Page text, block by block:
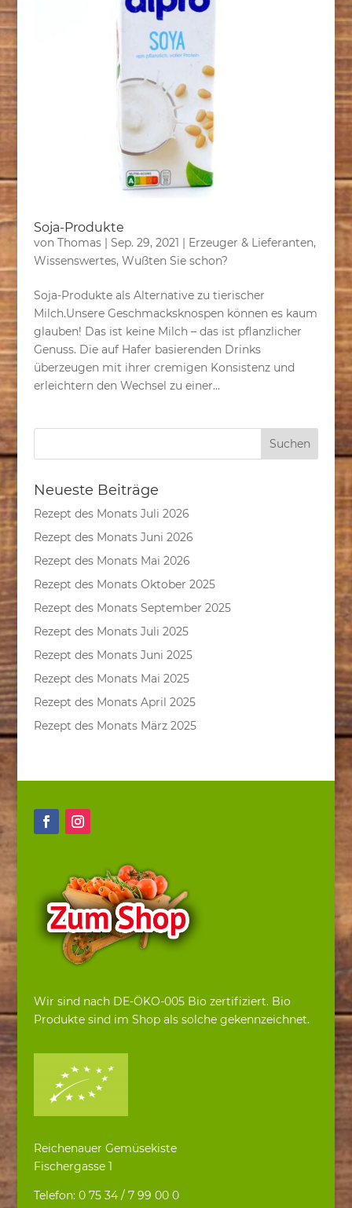
Soja-Produkte
von Thomas| Sep. 29, 2021 Erzeuger & Lieferanten,
Wissenswertes, Wußten Sie schon?
Soja-Produkte als Alternative zu tierischer
Milch.Unsere Geschmacksknospen können es kaum
glauben! Das ist keine Milch – das ist pflanzlicher
Genuss. Die auf Hafer basierenden Drinks
überzeugen mit ihrer cremigen Konsistenz und
erleichtern den Wechsel zu einer...
Neueste Beiträge
Rezept des Monats Juli 2026
Rezept des Monats Juni 2026
Rezept des Monats Mai 2026
Rezept des Monats Oktober 2025
Rezept des Monats September 2025
Rezept des Monats Juli 2025
Rezept des Monats Juni 2025
Rezept des Monats Mai 2025
Rezept des Monats April 2025
Rezept des Monats März 2025
Wir sind nach DE-ÖKO-005 Bio zertifiziert. Bio
Produkte sind im Shop als solche gekennzeichnet.
Reichenauer Gemüsekiste
Fischergasse 1
Telefon: 0 75 34 / 7 99 00 0